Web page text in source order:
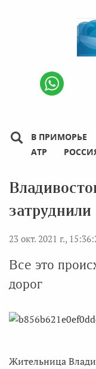
В ПРИМОРЬЕ
АТР
23 окт. 2021 г.,
Все это
дорог
Жительница